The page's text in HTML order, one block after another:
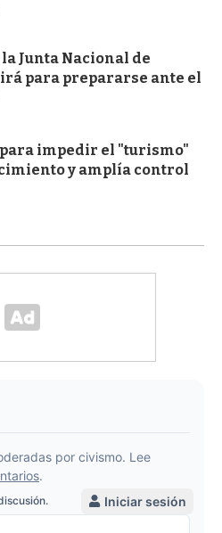
Junta Nacional de
para prepararse ante el
impedir el "turismo"
y amplía control